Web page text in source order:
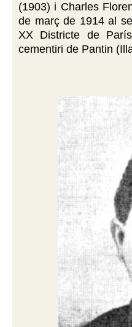
(1903) i Charles
de març de 1914 al
XX Districte de
cementiri de Pantin